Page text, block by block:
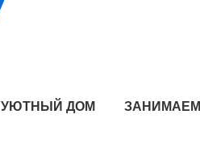
УЮТНЫЙ ДОМ